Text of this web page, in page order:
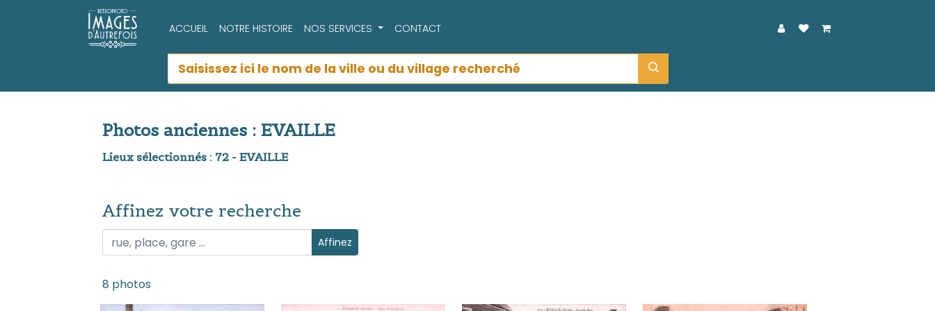
ACCUEIL NOTRE HISTOIRE NOS SERVICES CONTACT
Photos anciennes : EVAILLE
Lieux sélectionnés : 72 - EVAILLE
Affinez votre recherche
Affinez votre recherche Affinez
8 photos